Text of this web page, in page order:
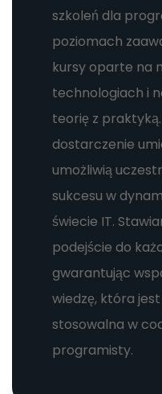
szkoleń dla
poziomach
kursy oparte na
technologiach i
teorię z
dostarczenie
umożliwią
sukcesu w
świecie IT.
podejście do
gwarantując
wiedzę, która
stosowalna w
programisty.